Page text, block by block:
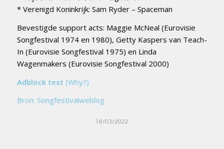
* Verenigd Koninkrijk: Sam Ryder – Spaceman
Bevestigde support acts: Maggie McNeal (Eurovisie
Songfestival 1974 en 1980), Getty Kaspers van Teach-
In (Eurovisie Songfestival 1975) en Linda
Wagenmakers (Eurovisie Songfestival 2000)
Adblock test (Why?)
Bron: Songfestivalweblog
18/03/2022